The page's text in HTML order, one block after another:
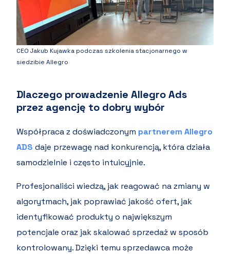
CEO Jakub Kujawka podczas szkolenia stacjonarnego w
siedzibie Allegro
Dlaczego prowadzenie Allegro Ads
przez agencję to dobry wybór
Współpraca z doświadczonym partnerem Allegro
ADS daje przewagę nad konkurencją, która działa
samodzielnie i często intuicyjnie.
Profesjonaliści wiedzą, jak reagować na zmiany w
algorytmach, jak poprawiać jakość ofert, jak
identyfikować produkty o największym
potencjale oraz jak skalować sprzedaż w sposób
kontrolowany. Dzięki temu sprzedawca może